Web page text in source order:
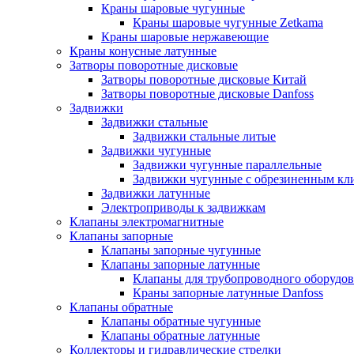
Краны шаровые чугунные
Краны шаровые чугунные Zetkama
Краны шаровые нержавеющие
Краны конусные латунные
Затворы поворотные дисковые
Затворы поворотные дисковые Китай
Затворы поворотные дисковые Danfoss
Задвижки
Задвижки стальные
Задвижки стальные литые
Задвижки чугунные
Задвижки чугунные параллельные
Задвижки чугунные с обрезиненным
Задвижки латунные
Электроприводы к задвижкам
Клапаны электромагнитные
Клапаны запорные
Клапаны запорные чугунные
Клапаны запорные латунные
Клапаны для трубопроводного
Краны запорные латунные Danfoss
Клапаны обратные
Клапаны обратные чугунные
Клапаны обратные латунные
Коллекторы и гидравлические стрелки